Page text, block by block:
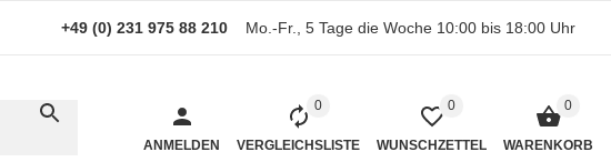
+49 (0) 231 975 88 210 Mo.-Fr., 5 Tage die Woche 10:00 bis 18:00 Uhr
ANMELDEN
0
VERGLEICHSLISTE
0
WUNSCHZETTEL
0
WARENKORB